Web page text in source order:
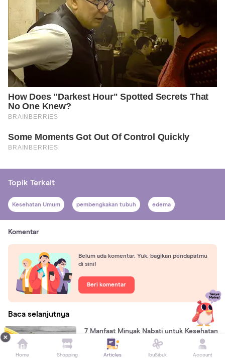
Topik Terkait
Kesehatan Umum pembengkakan tubuh edema
Komentar
Belum ada komentar. Yuk, bagikan pendapatmu
di sini!
Beri komentar
Baca selanjutnya
7 Manfaat Minyak Nabati untuk Kesehatan
Home Shopping Articles IbuSibuk Account